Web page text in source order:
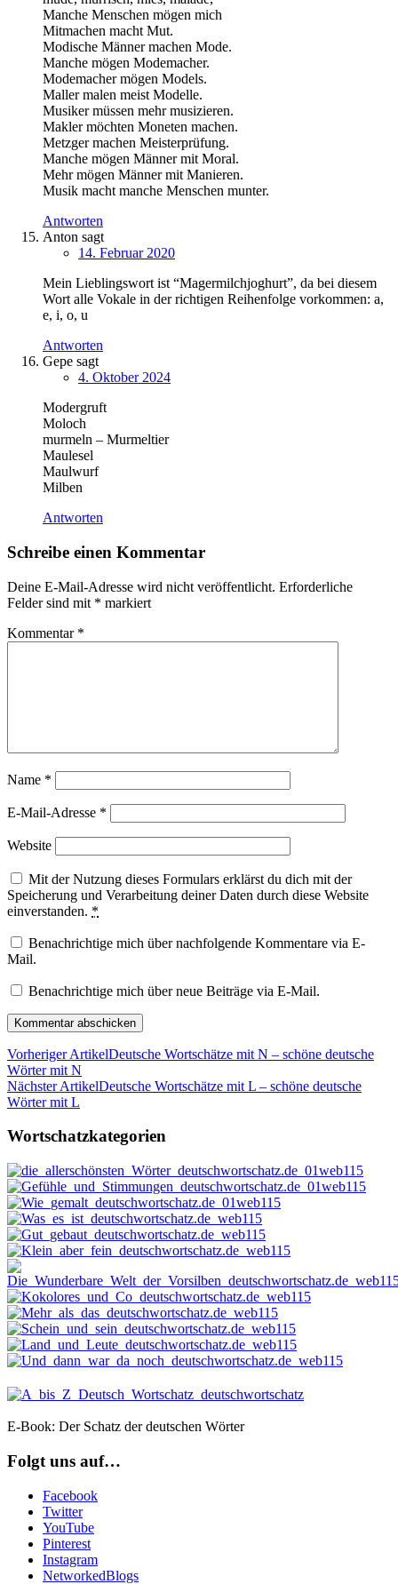
Manche Menschen mögen mich
Mitmachen macht Mut.
Modische Männer machen Mode.
Manche mögen Modemacher.
Modemacher mögen Models.
Maller malen meist Modelle.
Musiker müssen mehr musizieren.
Makler möchten Moneten machen.
Metzger machen Meisterprüfung.
Manche mögen Männer mit Moral.
Mehr mögen Männer mit Manieren.
Musik macht manche Menschen munter.
Antworten
Anton sagt
14. Februar 2020
Mein Lieblingswort ist “Magermilchjoghurt”, da bei diesem
Wort alle Vokale in der richtigen Reihenfolge vorkommen: a,
e, i, o, u
Antworten
Gepe sagt
4. Oktober 2024
Modergruft
Moloch
murmeln – Murmeltier
Maulesel
Maulwurf
Milben
Antworten
Schreibe einen Kommentar
Deine E-Mail-Adresse wird nicht veröffentlicht. Erforderliche
Felder sind mit * markiert
Kommentar *
Name *
E-Mail-Adresse *
Website
Mit der Nutzung dieses Formulars erklärst du dich mit der
Speicherung und Verarbeitung deiner Daten durch diese Website
einverstanden. *
Benachrichtige mich über nachfolgende Kommentare via E-
Mail.
Benachrichtige mich über neue Beiträge via E-Mail.
Vorheriger ArtikelDeutsche Wortschätze mit N – schöne deutsche
Wörter mit N
Nächster ArtikelDeutsche Wortschätze mit L – schöne deutsche
Wörter mit L
Wortschatzkategorien
E-Book: Der Schatz der deutschen Wörter
Folgt uns auf…
Facebook
Twitter
YouTube
Pinterest
Instagram
NetworkedBlogs